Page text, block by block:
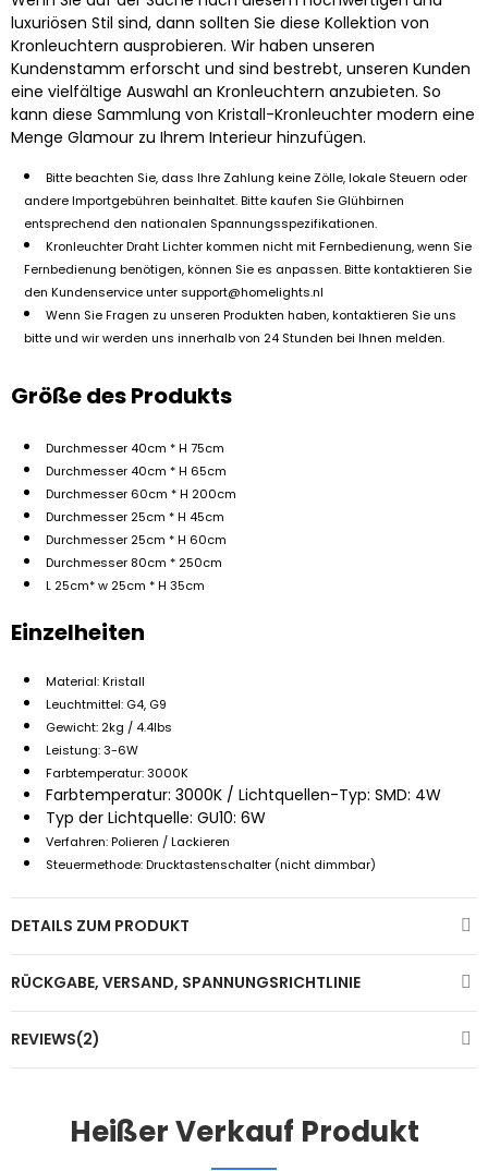
luxuriösen Stil sind, dann sollten Sie diese Kollektion von
Kronleuchtern ausprobieren. Wir haben unseren
Kundenstamm erforscht und sind bestrebt, unseren Kunden
eine vielfältige Auswahl an Kronleuchtern anzubieten. So
kann diese Sammlung von Kristall-Kronleuchter modern eine
Menge Glamour zu Ihrem Interieur hinzufügen.
Bitte beachten Sie, dass Ihre Zahlung keine Zölle, lokale Steuern oder
andere Importgebühren beinhaltet. Bitte kaufen Sie Glühbirnen
entsprechend den nationalen Spannungsspezifikationen.
Kronleuchter Draht Lichter kommen nicht mit Fernbedienung, wenn Sie
Fernbedienung benötigen, können Sie es anpassen. Bitte kontaktieren Sie
den Kundenservice unter support@homelights.nl
Wenn Sie Fragen zu unseren Produkten haben, kontaktieren Sie uns
bitte und wir werden uns innerhalb von 24 Stunden bei Ihnen melden.
Größe des Produkts
Durchmesser 40cm * H 75cm
Durchmesser 40cm * H 65cm
Durchmesser 60cm * H 200cm
Durchmesser 25cm * H 45cm
Durchmesser 25cm * H 60cm
Durchmesser 80cm * 250cm
L 25cm* w 25cm * H 35cm
Einzelheiten
Material: Kristall
Leuchtmittel: G4, G9
Gewicht: 2kg / 4.4lbs
Leistung: 3-6W
Farbtemperatur: 3000K
Farbtemperatur: 3000K / Lichtquellen-Typ: SMD: 4W
Typ der Lichtquelle: GU10: 6W
Verfahren: Polieren / Lackieren
Steuermethode: Drucktastenschalter (nicht dimmbar)
DETAILS ZUM PRODUKT
RÜCKGABE, VERSAND, SPANNUNGSRICHTLINIE
REVIEWS(2)
Heißer Verkauf Produkt